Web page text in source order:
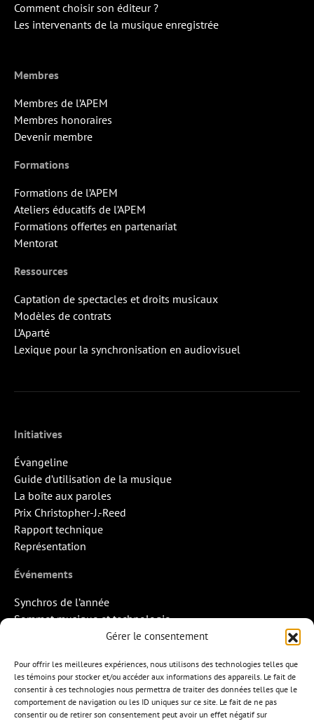
Gérer le consentement
Pour offrir les meilleures expériences, nous utilisons des technologies telles que
les témoins pour stocker et/ou accéder aux informations des appareils. Le fait de
consentir à ces technologies nous permettra de traiter des données telles que le
comportement de navigation ou les ID uniques sur ce site. Le fait de ne pas
consentir ou de retirer son consentement peut avoir un effet négatif sur
Comment choisir son éditeur ?
Les intervenants de la musique enregistrée
Membres
Membres de l’APEM
Membres honoraires
Devenir membre
Formations
Formations de l’APEM
Ateliers éducatifs de l’APEM
Formations offertes en partenariat
Mentorat
Ressources
Captation de spectacles et droits musicaux
Modèles de contrats
L’Aparté
Lexique pour la synchronisation en audiovisuel
Initiatives
Évangeline
Guide d’utilisation de la musique
La boîte aux paroles
Prix Christopher-J.-Reed
Rapport technique
Représentation
Événements
Synchros de l’année
Sommet musique et technologie
Quand la musique rencontre l’image
Missions d’export
Contact